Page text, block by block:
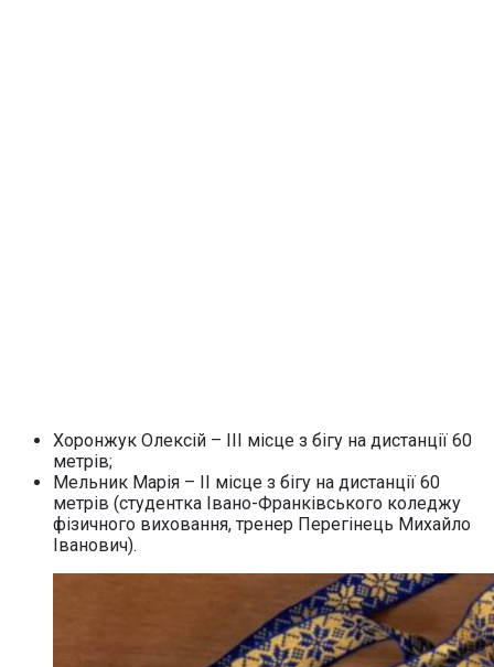
Хоронжук Олексій – ІІІ місце з бігу на дистанції 60
метрів;
Мельник Марія – ІІ місце з бігу на дистанції 60
метрів (студентка Івано-Франківського коледжу
фізичного виховання, тренер Перегінець Михайло
Іванович).